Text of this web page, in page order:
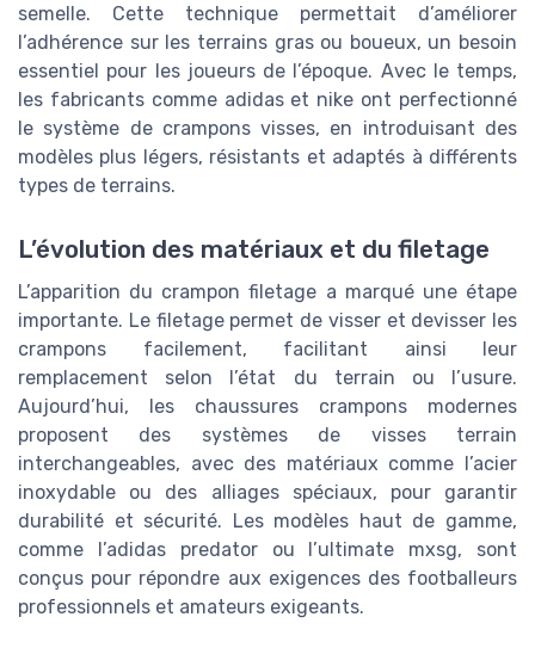
semelle. Cette technique permettait d’améliorer
l’adhérence sur les terrains gras ou boueux, un besoin
essentiel pour les joueurs de l’époque. Avec le temps,
les fabricants comme adidas et nike ont perfectionné
le système de crampons visses, en introduisant des
modèles plus légers, résistants et adaptés à différents
types de terrains.
L’évolution des matériaux et du filetage
L’apparition du crampon filetage a marqué une étape
importante. Le filetage permet de visser et devisser les
crampons facilement, facilitant ainsi leur
remplacement selon l’état du terrain ou l’usure.
Aujourd’hui, les chaussures crampons modernes
proposent des systèmes de visses terrain
interchangeables, avec des matériaux comme l’acier
inoxydable ou des alliages spéciaux, pour garantir
durabilité et sécurité. Les modèles haut de gamme,
comme l’adidas predator ou l’ultimate mxsg, sont
conçus pour répondre aux exigences des footballeurs
professionnels et amateurs exigeants.